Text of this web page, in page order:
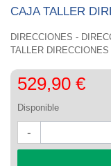
CAJA TALLER
DIRECCIONES -
TALLER
529,90 €
Disponible
-